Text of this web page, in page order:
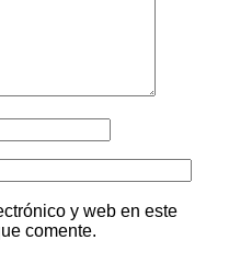
y web en este
comente.